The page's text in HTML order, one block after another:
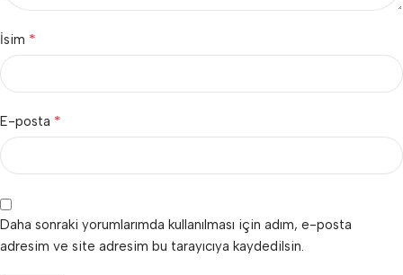
İsim *
E-posta *
Daha sonraki yorumlarımda kullanılması için adım, e-posta
adresim ve site adresim bu tarayıcıya kaydedilsin.